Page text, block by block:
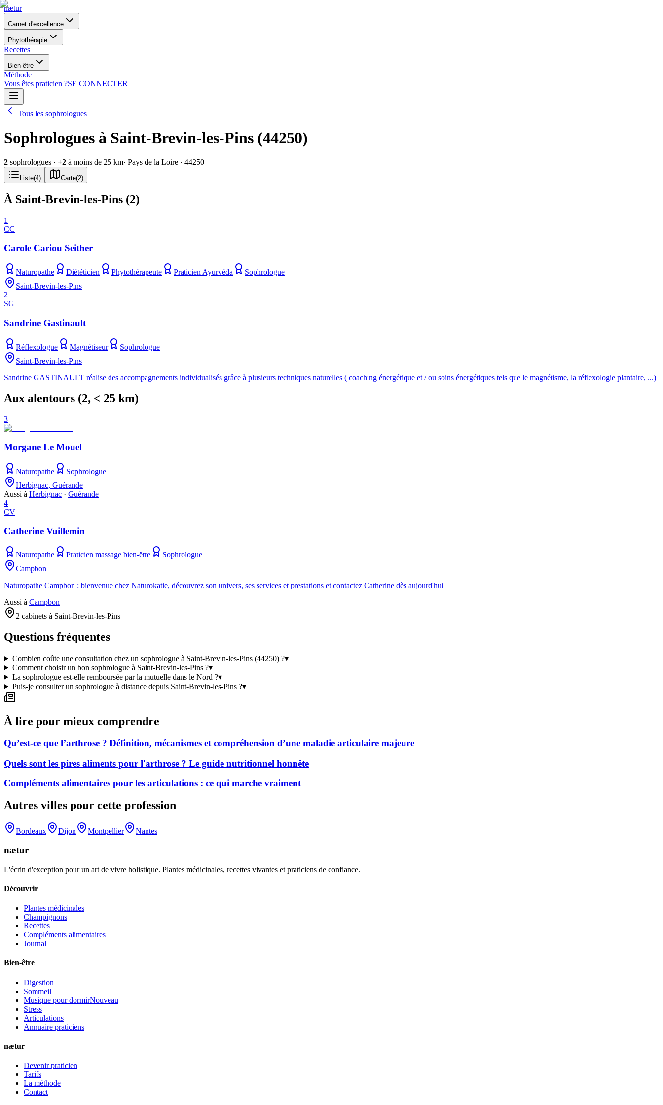
nætur
Carnet d'excellence
Phytothérapie
Recettes
Bien-être
Méthode
Vous êtes praticien ?SE CONNECTER
Tous les sophrologues
Sophrologues à Saint-Brevin-les-Pins (44250)
2 sophrologues · +2 à moins de 25 km· Pays de la Loire · 44250
Liste(4) Carte(2)
À Saint-Brevin-les-Pins (2)
1
CC
Carole Cariou Seither
Naturopathe Diététicien Phytothérapeute Praticien Ayurvéda
Sophrologue
Saint-Brevin-les-Pins
2
SG
Sandrine Gastinault
Réflexologue Magnétiseur
Sophrologue
Saint-Brevin-les-Pins
Sandrine GASTINAULT réalise des accompagnements individualisés grâce à plusieurs techniques naturelles ( coaching énergétique et / ou soins énergétiques tels que le magnétisme, la réflexologie plantaire, ...)
Aux alentours (2, < 25 km)
3
Morgane Le Mouel
Naturopathe
Sophrologue
Herbignac, Guérande
Aussi à Herbignac · Guérande
4
CV
Catherine Vuillemin
Naturopathe Praticien massage bien-être
Sophrologue
Campbon
Naturopathe Campbon : bienvenue chez Naturokatie, découvrez son univers, ses services et prestations et contactez Catherine dès aujourd'hui
Aussi à Campbon
2 cabinets à Saint-Brevin-les-Pins
Questions fréquentes
Combien coûte une consultation chez un sophrologue à Saint-Brevin-les-Pins (44250) ?▾
Comment choisir un bon sophrologue à Saint-Brevin-les-Pins ?▾
La sophrologue est-elle remboursée par la mutuelle dans le Nord ?▾
Puis-je consulter un sophrologue à distance depuis Saint-Brevin-les-Pins ?▾
À lire pour mieux comprendre
Qu’est-ce que l’arthrose ? Définition, mécanismes et compréhension d’une maladie articulaire majeure
Quels sont les pires aliments pour l'arthrose ? Le guide nutritionnel honnête
Compléments alimentaires pour les articulations : ce qui marche vraiment
Autres villes pour cette profession
Bordeaux Dijon Montpellier Nantes
nætur
L'écrin d'exception pour un art de vivre holistique. Plantes médicinales, recettes vivantes et praticiens de confiance.
Découvrir
Plantes médicinales
Champignons
Recettes
Compléments alimentaires
Journal
Bien-être
Digestion
Sommeil
Musique pour dormirNouveau
Stress
Articulations
Annuaire praticiens
nætur
Devenir praticien
Tarifs
La méthode
Contact